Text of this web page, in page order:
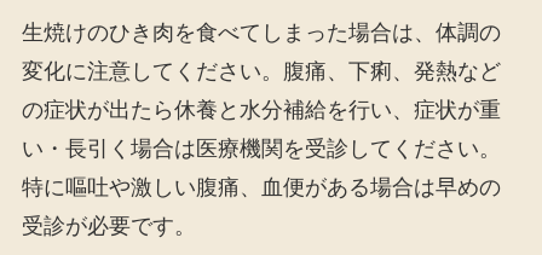
生焼けのひき肉を食べてしまった場合は、体調の
変化に注意してください。腹痛、下痢、発熱など
の症状が出たら休養と水分補給を行い、症状が重
い・長引く場合は医療機関を受診してください。
特に嘔吐や激しい腹痛、血便がある場合は早めの
受診が必要です。